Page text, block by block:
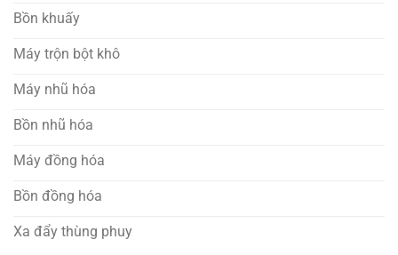
Bồn khuấy
Máy trộn bột khô
Máy nhũ hóa
Bồn nhũ hóa
Máy đồng hóa
Bồn đồng hóa
Xa đẩy thùng phuy